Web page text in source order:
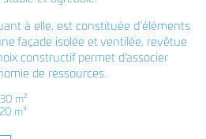
à elle, est constituée d’éléments
façade isolée et ventilée, revêtue
constructif permet d’associer
de ressources.
m²
m³